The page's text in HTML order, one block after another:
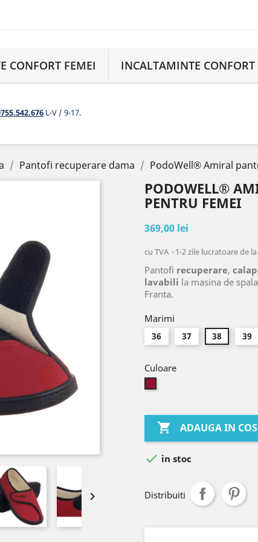
CONFORT FEMEI INCALTAMINTE CONFORT
L-V / 9-17.
Pantofi recuperare dama PodoWell® Amiral

PODOWELL®
PENTRU FEMEI
369,00 lei
cu TVA 1-2 zile lucratoare de
Pantofi recuperare,
lavabili la masina de
Franta.
Marimi
36 37 38 39
Culoare
 ADAUGA IN COS
 in stoc
Distribuiti